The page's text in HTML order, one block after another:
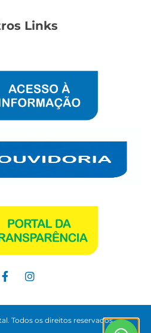
Links
Todos os direitos reservados.